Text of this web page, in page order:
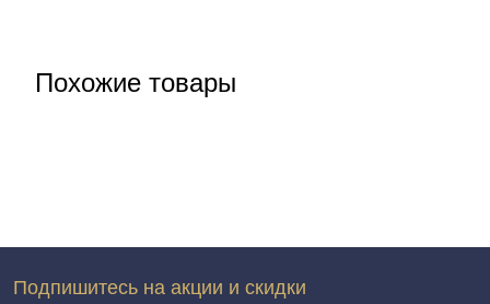
Похожие товары
Подпишитесь на акции и скидки